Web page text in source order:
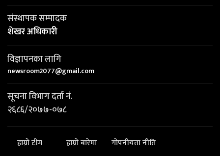
संस्थापक सम्पादक
शेखर अधिकारी
विज्ञापनका लागि
newsroom2077@gmail.com
सूचना विभाग दर्ता नं.
२६८६/२०७७-०७८
हाम्रो टीम हाम्रो बारेमा
गोपनीयता नीति